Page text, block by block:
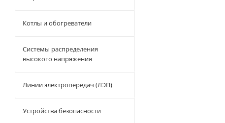
Котлы и обогреватели
Системы распределения
высокого напряжения
Линии электропередач (ЛЭП)
Устройства безопасности